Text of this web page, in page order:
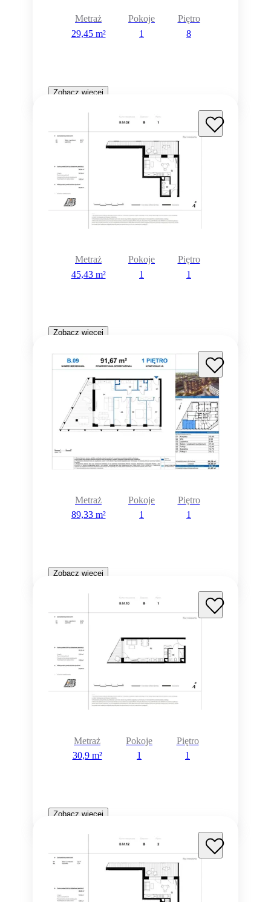
Metraż
29,45 m²
Pokoje
1
Piętro
8
Zobacz więcej
Metraż
45,43 m²
Pokoje
1
Piętro
1
Zobacz więcej
Metraż
89,33 m²
Pokoje
1
Piętro
1
Zobacz więcej
Metraż
30,9 m²
Pokoje
1
Piętro
1
Zobacz więcej